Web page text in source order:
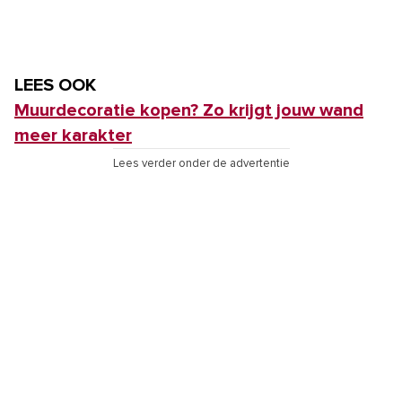
LEES OOK
Muurdecoratie kopen? Zo krijgt jouw wand
meer karakter
Lees verder onder de advertentie